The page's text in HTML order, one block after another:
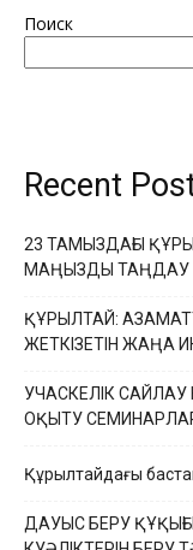
Поиск
Recent
23 ТАМЫЗДАҒЫ
МАҢЫЗДЫ ТАҢДАУ
ҚҰРЫЛТАЙ:
ЖЕТКІЗЕТІН ЖАҢА
УЧАСКЕЛІК
ОҚЫТУ
Құрылтайдағы
ДАУЫС БЕРУ